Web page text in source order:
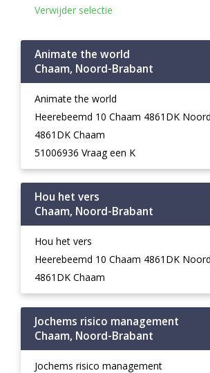
Verwijder selectie
Animate the world
Chaam, Noord-Brabant
Animate the world
Heerebeemd 10 Chaam 4861DK
4861DK Chaam
51006936 Vraag een K
Hou het vers
Chaam, Noord-Brabant
Hou het vers
Heerebeemd 10 Chaam 4861DK
4861DK Chaam
Jochems risico management
Chaam, Noord-Brabant
Jochems risico management